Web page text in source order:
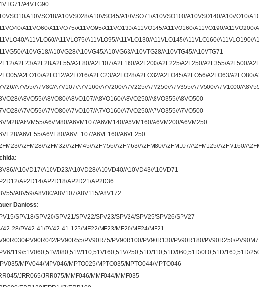
A4VTG90.
A10VSO18/A10VSO28/A10VSO45/A10VSO71/A10VSO100/A10VSO140/A10VO10/
A11VO60/A11VO75/A11VO95/A11VO130/A11VO145/A11VO160/A11VO190/A11VO200/
A11VLO60/A11VLO75/A11VLO95/A11VLO130/A11VLO145/A11VLO160/A11VLO190/
A10VG18/A10VG28/A10VG45/A10VG63/A10VTG28/A10VTG45/A10VTG71
A2F23/A2F28/A2F55/A2F80/A2F107/A2F160/A2F200/A2F225/A2F250/A2F355/A2F500/
A2FO10/A2FO12/A2FO16/A2FO23/A2FO28/A2FO32/A2FO45/A2FO56/A2FO63/
A7V55/A7V80/A7V107/A7V160/A7V200/A7V225/A7V250/A7V355/A7V500/A7V1000/
A8VO55/A8VO80/A8VO107/A8VO160/A8VO250/A8VO355/A8VO500
A7VO55/A7VO80/A7VO107/A7VO160/A7VO250/A7VO355/A7VO500
A6VM55/A6VM80/A6VM107/A6VM140/A6VM160/A6VM200/A6VM250
A6VE55/A6VE80/A6VE107/A6VE160/A6VE250
A2FM28/A2FM32/A2FM45/A2FM56/A2FM63/A2FM80/A2FM107/A2FM125/A2FM160/
A10VD17/A10VD23/A10VD28/A10VD40/A10VD43/A10VD71
AP2D14/AP2D18/AP2D21/AP2D36
A8V59/A8V80/A8V107/A8V115/A8V172
Danfoss:
SPV18/SPV20/SPV21/SPV22/SPV23/SPV24/SPV25/SPV26/SPV27
28/PV42-41/PV42-41-125/MF22/MF23/MF20/MF24/MF21
PV90R042/PV90R55/PV90R75/PV90R100/PV90R130/PV90R180/PV90R250/
119/51V060,51V/080,51V/110,51V160,51V/250,51D/110,51D/060,51D/080,51D/160,51D/
MPV044/MPV046/MPTO025/MPTO035/MPTO044/MPTO046
JRR065/JRR075/MMF046/MMF044/MMF035